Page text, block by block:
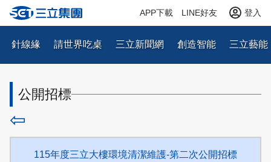
APP下載 LINE好友 登入
針線緣 請世界吃桌 三立新聞網 創造智能 三立藝能
公開招標
⇦
115年度三立大樓環境清潔維護-第二次公開招標